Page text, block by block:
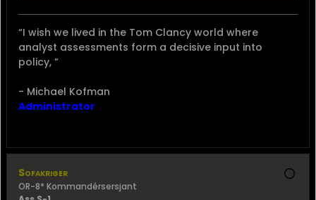
Sv: Jagerfly: F-5 Freedom Fighter